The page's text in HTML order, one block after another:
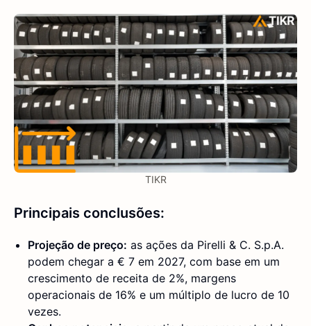
TIKR
Principais conclusões:
Projeção de preço: as ações da Pirelli & C. S.p.A.
podem chegar a € 7 em 2027, com base em um
crescimento de receita de 2%, margens
operacionais de 16% e um múltiplo de lucro de 10
vezes.